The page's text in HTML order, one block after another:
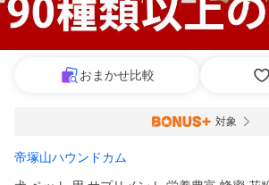
おまかせ比較
対象
帝塚山ハウンドカム